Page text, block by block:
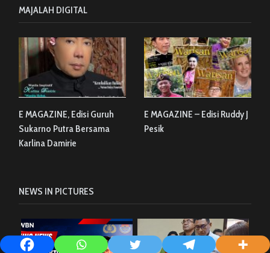
MAJALAH DIGITAL
E MAGAZINE, Edisi Guruh
Sukarno Putra Bersama
Karlina Damirie
E MAGAZINE – Edisi Ruddy J
Pesik
NEWS IN PICTURES